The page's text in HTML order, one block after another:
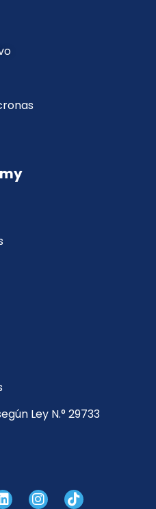
Ley N.° 29733
L
I
T